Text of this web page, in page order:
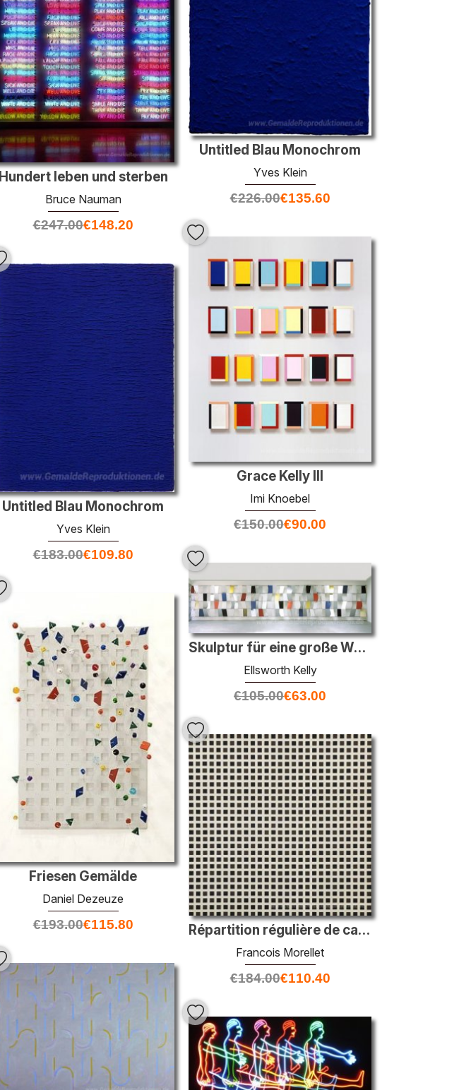
Hundert leben und sterben
Bruce Nauman
€247.00€148.20
Untitled Blau Monochrom
Yves Klein
€226.00€135.60
Grace Kelly III
Imi Knoebel
€150.00€90.00
Untitled Blau Monochrom
Yves Klein
€183.00€109.80
Skulptur für eine große Wand
Ellsworth Kelly
€105.00€63.00
Friesen Gemälde
Daniel Dezeuze
€193.00€115.80 Répartition régulière de carrés
Francois Morellet
€184.00€110.40